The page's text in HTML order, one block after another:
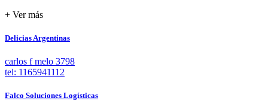
+ Ver más
Delicias Argentinas
carlos f melo 3798
tel: 1165941112
Falco Soluciones Logísticas